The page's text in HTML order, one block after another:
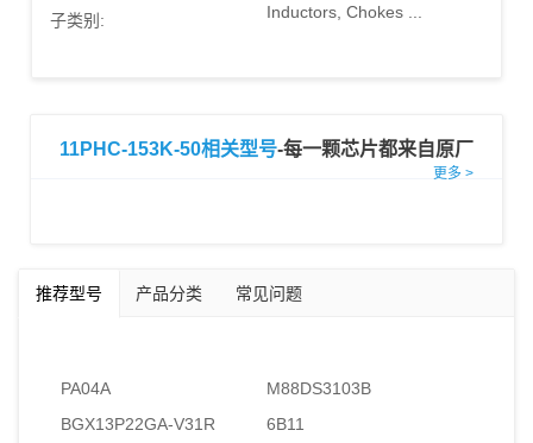
子类别: Inductors, Chokes ...
11PHC-153K-50相关型号-每一颗芯片都来自原厂
更多 >
推荐型号 产品分类 常见问题
PA04A
M88DS3103B
BGX13P22GA-V31R
6B11